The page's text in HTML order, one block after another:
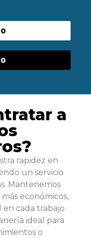
a
rapidez en
un servicio
Mantenemos
económicos,
cada trabajo.
ideal para
o